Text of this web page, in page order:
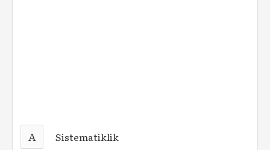
A Sistematiklik